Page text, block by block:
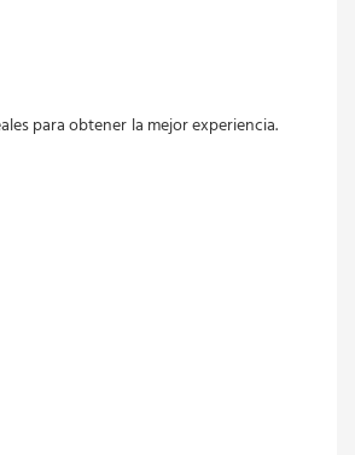
para obtener la mejor experiencia.